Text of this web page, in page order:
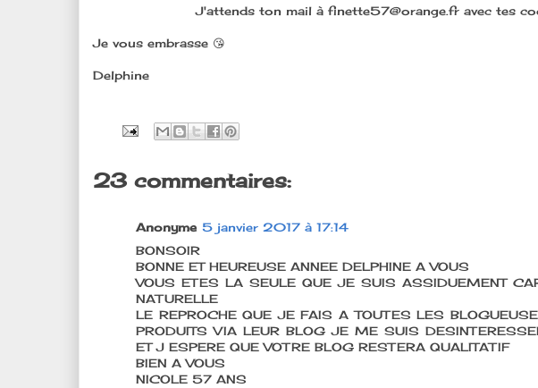
J'attends ton mail à finette57@orange.fr avec tes
Je vous embrasse 😘
Delphine
23 commentaires:
Anonyme 5 janvier 2017 à 17:14
BONSOIR
BONNE ET HEUREUSE ANNEE DELPHINE A VOUS
VOUS ETES LA SEULE QUE JE SUIS ASSIDUEMENT
NATURELLE
LE REPROCHE QUE JE FAIS A TOUTES LES
PRODUITS VIA LEUR BLOG JE ME SUIS
ET J ESPERE QUE VOTRE BLOG RESTERA QUALITATIF
BIEN A VOUS
NICOLE 57 ANS